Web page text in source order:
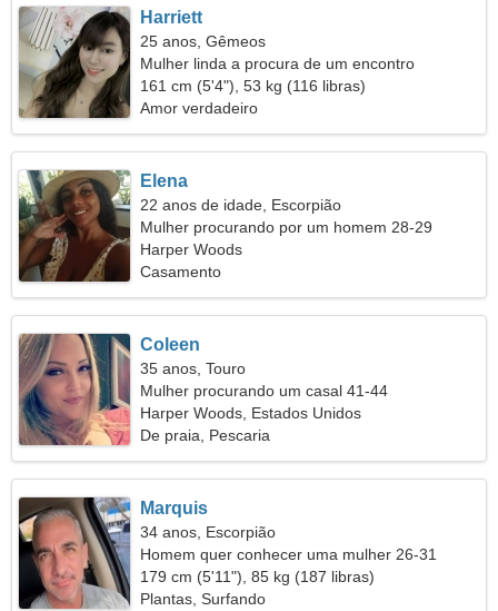
Harriett
25 anos, Gêmeos
Mulher linda a procura de um encontro
161 cm (5'4"), 53 kg (116 libras)
Amor verdadeiro
Elena
22 anos de idade, Escorpião
Mulher procurando por um homem 28-29
Harper Woods
Casamento
Coleen
35 anos, Touro
Mulher procurando um casal 41-44
Harper Woods, Estados Unidos
De praia, Pescaria
Marquis
34 anos, Escorpião
Homem quer conhecer uma mulher 26-31
179 cm (5'11"), 85 kg (187 libras)
Plantas, Surfando